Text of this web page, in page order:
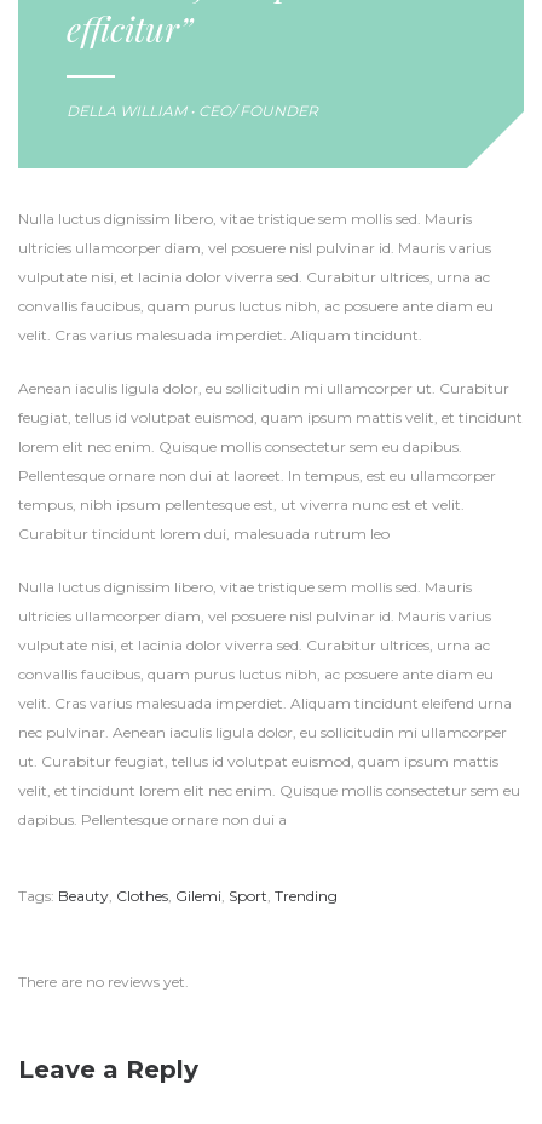
efficitur”
DELLA WILLIAM • CEO/ FOUNDER
Nulla luctus dignissim libero, vitae tristique sem mollis sed. Mauris
ultricies ullamcorper diam, vel posuere nisl pulvinar id. Mauris varius
vulputate nisi, et lacinia dolor viverra sed. Curabitur ultrices, urna ac
convallis faucibus, quam purus luctus nibh, ac posuere ante diam eu
velit. Cras varius malesuada imperdiet. Aliquam tincidunt.
Aenean iaculis ligula dolor, eu sollicitudin mi ullamcorper ut. Curabitur
feugiat, tellus id volutpat euismod, quam ipsum mattis velit, et tincidunt
lorem elit nec enim. Quisque mollis consectetur sem eu dapibus.
Pellentesque ornare non dui at laoreet. In tempus, est eu ullamcorper
tempus, nibh ipsum pellentesque est, ut viverra nunc est et velit.
Curabitur tincidunt lorem dui, malesuada rutrum leo
Nulla luctus dignissim libero, vitae tristique sem mollis sed. Mauris
ultricies ullamcorper diam, vel posuere nisl pulvinar id. Mauris varius
vulputate nisi, et lacinia dolor viverra sed. Curabitur ultrices, urna ac
convallis faucibus, quam purus luctus nibh, ac posuere ante diam eu
velit. Cras varius malesuada imperdiet. Aliquam tincidunt eleifend urna
nec pulvinar. Aenean iaculis ligula dolor, eu sollicitudin mi ullamcorper
ut. Curabitur feugiat, tellus id volutpat euismod, quam ipsum mattis
velit, et tincidunt lorem elit nec enim. Quisque mollis consectetur sem eu
dapibus. Pellentesque ornare non dui a
Tags: Beauty, Clothes, Gilemi, Sport, Trending
There are no reviews yet.
Leave a Reply